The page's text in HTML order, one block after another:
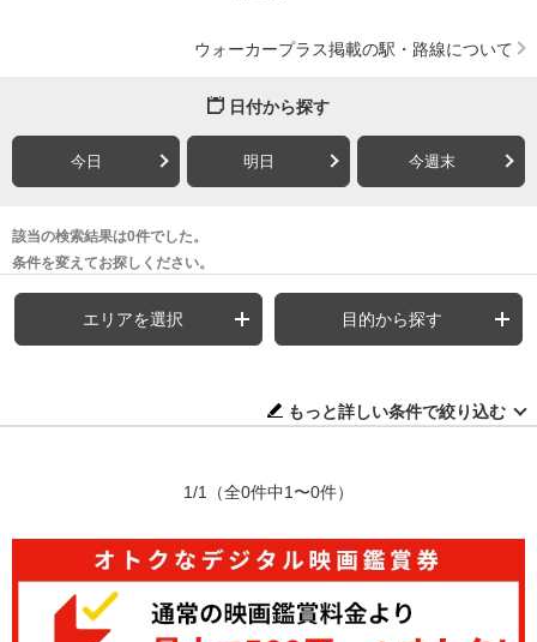
ウォーカープラス掲載の駅・路線について
日付から探す
今日 明日 今週末
該当の検索結果は0件でした。
条件を変えてお探しください。
エリアを選択 目的から探す
もっと詳しい条件で絞り込む
1/1 （全0件中1〜0件）